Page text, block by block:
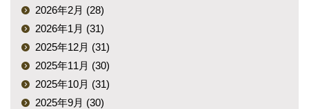
2026年2月 (28)
2026年1月 (31)
2025年12月 (31)
2025年11月 (30)
2025年10月 (31)
2025年9月 (30)